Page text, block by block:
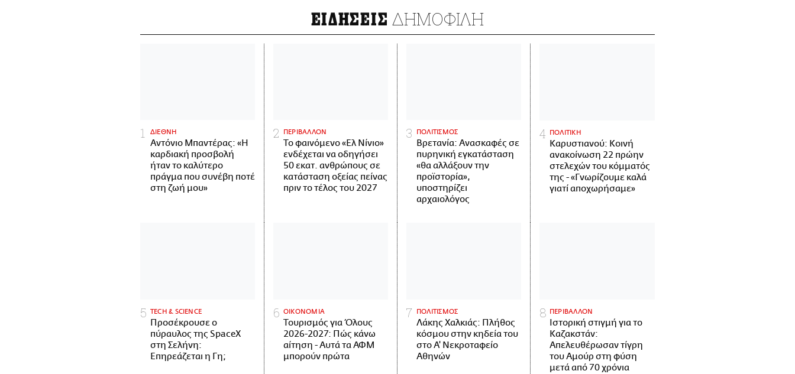
ΕΙΔΗΣΕΙΣ ΔΗΜΟΦΙΛΗ
ΔΙΕΘΝΗ
Αντόνιο Μπαντέρας: «Η
καρδιακή προσβολή
ήταν το καλύτερο
πράγμα που συνέβη ποτέ
στη ζωή μου»
ΠΕΡΙΒΑΛΛΟΝ
Το φαινόμενο «Ελ Νίνιο»
ενδέχεται να οδηγήσει
50 εκατ. ανθρώπους σε
κατάσταση οξείας πείνας
πριν το τέλος του 2027
ΠΟΛΙΤΙΣΜΟΣ
Βρετανία: Ανασκαφές σε
πυρηνική εγκατάσταση
«θα αλλάξουν την
προϊστορία»,
υποστηρίζει
αρχαιολόγος
ΠΟΛΙΤΙΚΗ
Καρυστιανού: Κοινή
ανακοίνωση 22 πρώην
στελεχών του κόμματός
της - «Γνωρίζουμε καλά
γιατί αποχωρήσαμε»
ΤECH & SCIENCE
Προσέκρουσε ο
πύραυλος της SpaceX
στη Σελήνη:
Επηρεάζεται η Γη;
ΟΙΚΟΝΟΜΙΑ
Τουρισμός για Όλους
2026-2027: Πώς κάνω
αίτηση - Αυτά τα ΑΦΜ
μπορούν πρώτα
ΠΟΛΙΤΙΣΜΟΣ
Λάκης Χαλκιάς: Πλήθος
κόσμου στην κηδεία του
στο Α' Νεκροταφείο
Αθηνών
ΠΕΡΙΒΑΛΛΟΝ
Ιστορική στιγμή για το
Καζακστάν:
Απελευθέρωσαν τίγρη
του Αμούρ στη φύση
μετά από 70 χρόνια